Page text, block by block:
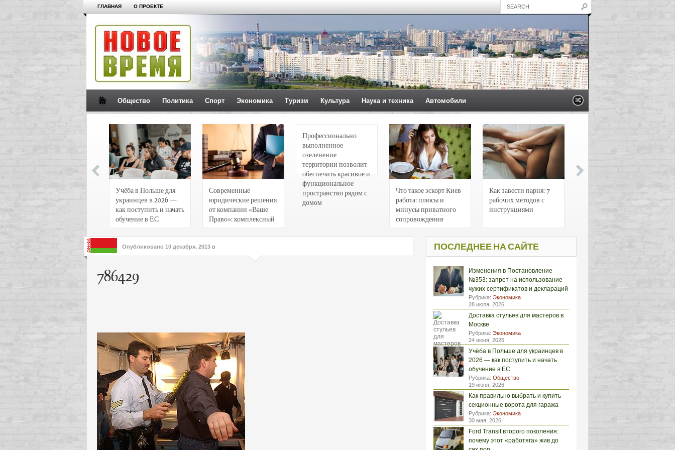
ГЛАВНАЯ О ПРОЕКТЕ
Общество Политика Спорт Экономика Туризм Культура Наука и техника Автомобили
Учёба в Польше для
украинцев в 2026 —
как поступить и начать
обучение в ЕС
Современные
юридические решения
от компании «Ваше
Право»: комплексный
интересов клиентов
Профессионально
выполненное
озеленение
территории позволит
обеспечить красивое и
функциональное
пространство рядом с
домом
Что такое эскорт Киев
работа: плюсы и
минусы приватного
сопровождения
Как завести парня: 7
рабочих методов с
инструкциями
Опубликовано 10 декабря, 2013 в
786429
ПОСЛЕДНЕЕ НА САЙТЕ
Изменения в Постановление
№353: запрет на использование
чужих сертификатов и деклараций
Рубрика: Экономика
28 июля, 2026
Доставка стульев для мастеров в
Москве
Рубрика: Экономика
24 июня, 2026
Учёба в Польше для украинцев в
2026 — как поступить и начать
обучение в ЕС
Рубрика: Общество
19 июня, 2026
Как правильно выбрать и купить
секционные ворота для гаража
Рубрика: Экономика
30 мая, 2026
Ford Transit второго поколения:
почему этот «работяга» жив до